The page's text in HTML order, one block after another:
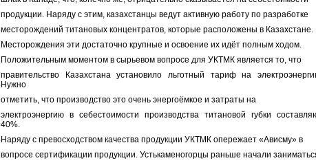
продукции. Наряду с этим, казахстанцы ведут активную работу по разработке
месторождений титановых концентратов, которые расположены в Казахстане.
Месторождения эти достаточно крупные и освоение их идёт полным ходом.
Положительным моментом в сырьевом вопросе для УКТМК является то, что
правительство Казахстана установило льготный тариф на
Нужно
отметить, что производство это очень энергоёмкое и затраты на
электроэнергию в себестоимости производства титановой губки
40%.
Наряду с превосходством качества продукции УКТМК опережает «Ависму» в
вопросе сертификации продукции. Устькаменогорцы раньше начали